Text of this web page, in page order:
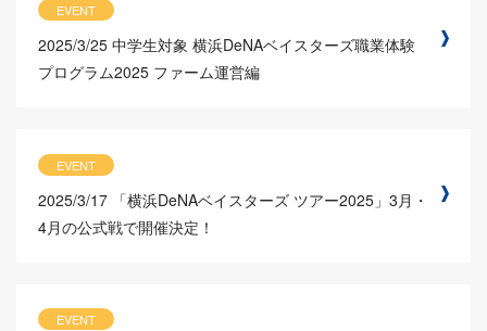
EVENT
2025/3/25 中学生対象 横浜DeNAベイスターズ職業体験
プログラム2025 ファーム運営編
EVENT
2025/3/17 「横浜DeNAベイスターズ ツアー2025」3月・
4月の公式戦で開催決定！
EVENT